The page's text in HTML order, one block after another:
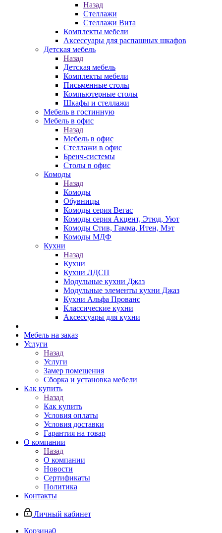
Назад
Стеллажи
Стеллажи Вита
Комплекты мебели
Аксессуары для распашных шкафов
Детская мебель
Назад
Детская мебель
Комплекты мебели
Письменные столы
Компьютерные столы
Шкафы и стеллажи
Мебель в гостинную
Мебель в офис
Назад
Мебель в офис
Стеллажи в офис
Бренч-системы
Столы в офис
Комоды
Назад
Комоды
Обувницы
Комоды серия Вегас
Комоды серия Акцент, Этюд, Уют
Комоды Стив, Гамма, Итен, Мэт
Комоды МДФ
Кухни
Назад
Кухни
Кухни ЛДСП
Модульные кухни Джаз
Модульные элементы кухни Джаз
Кухни Альфа Прованс
Классические кухни
Аксессуары для кухни
Мебель на заказ
Услуги
Назад
Услуги
Замер помещения
Сборка и установка мебели
Как купить
Назад
Как купить
Условия оплаты
Условия доставки
Гарантия на товар
О компании
Назад
О компании
Новости
Сертификаты
Политика
Контакты
Личный кабинет
Корзина0